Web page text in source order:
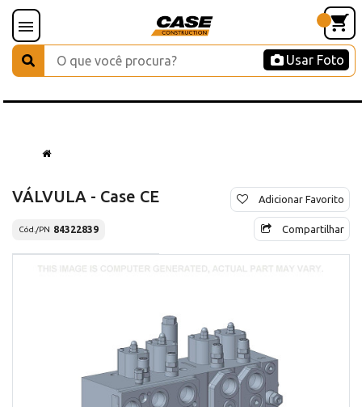
Usar Foto
VÁLVULA - Case CE
Cód./PN 84322839
Adicionar Favorito
Compartilhar